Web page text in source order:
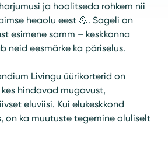
ja hoolitseda rohkem nii
heaolu eest 💪. Sageli on
esimene samm – keskkonna
neid eesmärke ka päriselus.
Livingu üürikorterid on
hindavad mugavust,
eluviisi. Kui elukeskkond
on ka muutuste tegemine oluliselt